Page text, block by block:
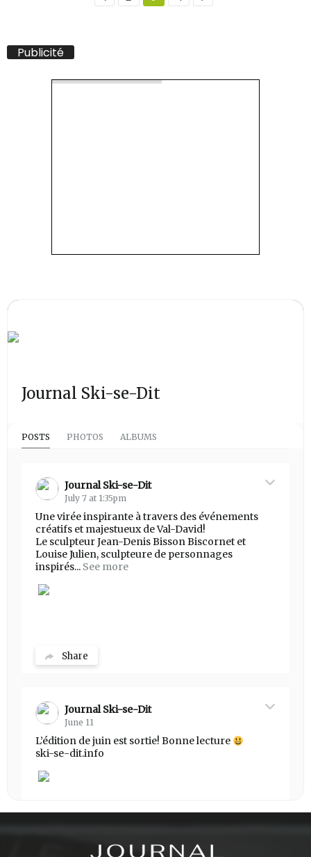
Publicité
Journal Ski-se-Dit
POSTS PHOTOS ALBUMS
Journal Ski-se-Dit
July 7 at 1:35pm
Une virée inspirante à travers des événements
créatifs et majestueux de Val-David!
Le sculpteur Jean-Denis Bisson Biscornet et
Louise Julien, sculpteure de personnages
inspirés... See more
Share
Journal Ski-se-Dit
June 11
L’édition de juin est sortie! Bonne lecture
ski-se-dit.info